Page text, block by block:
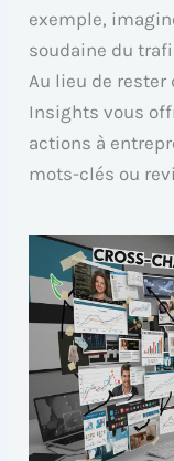
exemple,
soudaine du
Au lieu de rester
Insights vous
actions à
mots-clés ou